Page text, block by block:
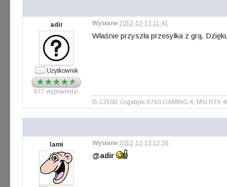
adir
Użytkownik
977 wypowiedzi
Wysłane 2012-12-13 11:41
Właśnie przyszła przesyłka z grą.
i5-13500, Gigabyte B760 GAMING X, MSI RTX
lami Wysłane 2012-12-13 12:38
@adir